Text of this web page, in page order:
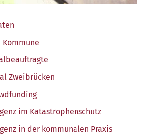
Kommune
Zweibrücken
im Katastrophenschutz
in der kom­mu­na­len Praxis